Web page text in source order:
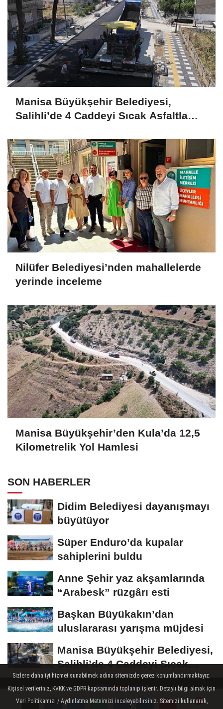
Manisa Büyükşehir Belediyesi,
Salihli’de 4 Caddeyi Sıcak Asfaltla
Nilüfer Belediyesi’nden mahallelerde
yerinde inceleme
Manisa Büyükşehir’den Kula’da 12,5
Kilometrelik Yol Hamlesi
SON HABERLER
Didim Belediyesi dayanışmayı
büyütüyor
Süper Enduro’da kupalar
sahiplerini buldu
Anne Şehir yaz akşamlarında
“Arabesk” rüzgârı esti
Başkan Büyükakın’dan
uluslararası yarışma müjdesi
Manisa Büyükşehir Belediyesi,
Salihli’de 4 Caddeyi Sıcak
Asfaltla...
Sizlere daha iyi hizmet sunabilmek adına sitemizde çerez konumlandırmaktayız.
Kişisel verileriniz, KVKK ve GDPR kapsamında toplanıp işlenir. Detaylı bilgi almak için
Veri Politikamızı / Aydınlatma Metnimizi inceleyebilirsiniz. Sitemizi kullanarak,